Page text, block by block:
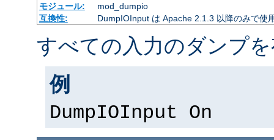
モジュール:
mod_dumpio
互換性:
DumpIOInput は Apache 2.1.3 以降のみで使
すべての入力のダンプ
例
DumpIOInput On